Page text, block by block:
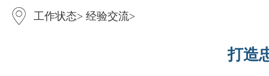
工作状态> 经验交流>
打造